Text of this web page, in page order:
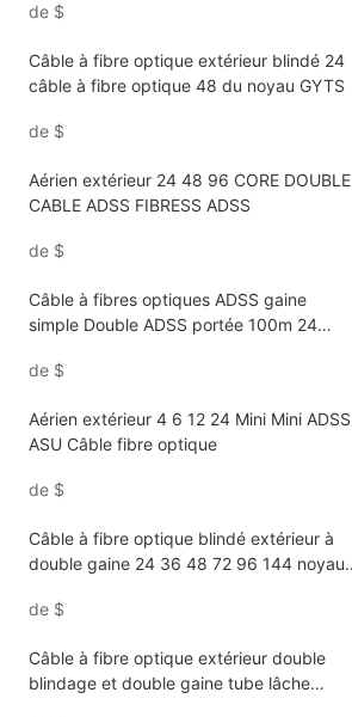
de $
Câble à fibre optique extérieur blindé 24
câble à fibre optique 48 du noyau GYTS
de $
Aérien extérieur 24 48 96 CORE DOUBLE
CABLE ADSS FIBRESS ADSS
de $
Câble à fibres optiques ADSS gaine
simple Double ADSS portée 100m 24
de $
Aérien extérieur 4 6 12 24 Mini Mini ADSS
ASU Câble fibre optique
de $
Câble à fibre optique blindé extérieur à
double gaine 24 36 48 72 96 144 noyau
de $
Câble à fibre optique extérieur double
blindage et double gaine tube lâche